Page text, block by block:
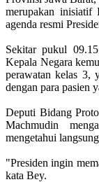
merupakan inisiatif
agenda resmi
Sekitar pukul
Kepala Negara
perawatan kelas 3,
dengan para pasien
Deputi Bidang
Machmudin
mengetahui
"Presiden ingin
kata Bey.